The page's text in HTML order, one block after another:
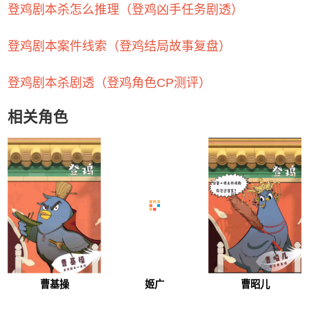
登鸡剧本杀怎么推理（登鸡凶手任务剧透）
登鸡剧本案件线索（登鸡结局故事复盘）
登鸡剧本杀剧透（登鸡角色CP测评）
相关角色
曹基操 姬广 曹昭儿